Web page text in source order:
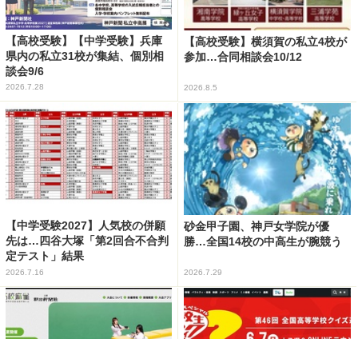
【高校受験】【中学受験】兵庫
県内の私立31校が集結、個別相
談会9/6
2026.7.28
【高校受験】横須賀の私立4校が
参加…合同相談会10/12
2026.8.5
【中学受験2027】人気校の併願
先は…四谷大塚「第2回合不合判
定テスト」結果
2026.7.16
砂金甲子園、神戸女学院が優
勝…全国14校の中高生が腕競う
2026.7.29